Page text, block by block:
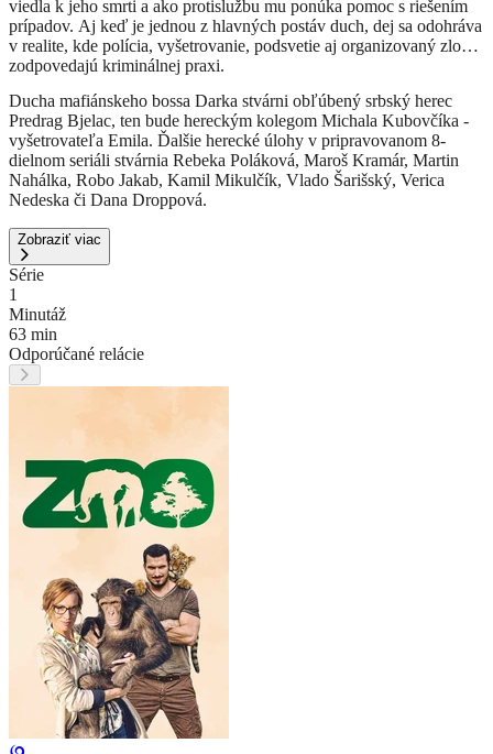
viedla k jeho smrti a ako protislužbu mu ponúka pomoc s riešením
prípadov. Aj keď je jednou z hlavných postáv duch, dej sa odohráva
v realite, kde polícia, vyšetrovanie, podsvetie aj organizovaný zločin
zodpovedajú kriminálnej praxi.
Ducha mafiánskeho bossa Darka stvárni obľúbený srbský herec
Predrag Bjelac, ten bude hereckým kolegom Michala Kubovčíka -
vyšetrovateľa Emila. Ďalšie herecké úlohy v pripravovanom 8-
dielnom seriáli stvárnia Rebeka Poláková, Maroš Kramár, Martin
Nahálka, Robo Jakab, Kamil Mikulčík, Vlado Šarišský, Verica
Nedeska či Dana Droppová.
Zobraziť viac
Série
1
Minutáž
63 min
Odporúčané relácie